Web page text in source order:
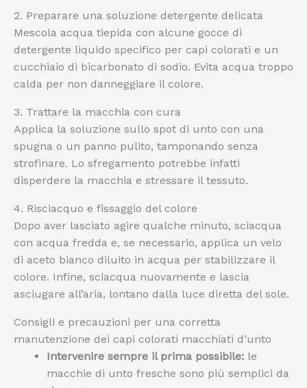
2. Preparare una soluzione detergente delicata
Mescola acqua tiepida con alcune gocce di
detergente liquido specifico per capi colorati e un
cucchiaio di bicarbonato di sodio. Evita acqua troppo
calda per non danneggiare il colore.
3. Trattare la macchia con cura
Applica la soluzione sullo spot di unto con una
spugna o un panno pulito, tamponando senza
strofinare. Lo sfregamento potrebbe infatti
disperdere la macchia e stressare il tessuto.
4. Risciacquo e fissaggio del colore
Dopo aver lasciato agire qualche minuto, sciacqua
con acqua fredda e, se necessario, applica un velo
di aceto bianco diluito in acqua per stabilizzare il
colore. Infine, sciacqua nuovamente e lascia
asciugare all’aria, lontano dalla luce diretta del sole.
Consigli e precauzioni per una corretta
manutenzione dei capi colorati macchiati d’unto
Intervenire sempre il prima possibile: le
macchie di unto fresche sono più semplici da